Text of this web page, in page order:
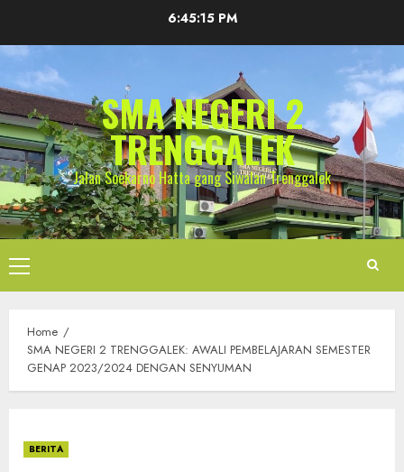
content
6:45:16 PM
SMA NEGERI 2
TRENGGALEK
Jalan Soekarno Hatta gang Siwalan Trenggalek
Primary
Menu
Home
SMA NEGERI 2 TRENGGALEK: AWALI PEMBELAJARAN SEMESTER
GENAP 2023/2024 DENGAN SENYUMAN
BERITA